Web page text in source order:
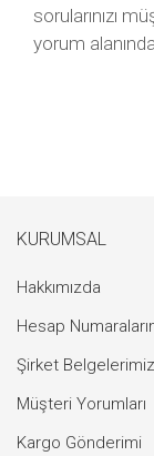
sorularınızı
yorum
KURUMSAL
Hakkımızda
Hesap
Şirket Belgelerimiz
Müşteri Yorumları
Kargo Gönderimi